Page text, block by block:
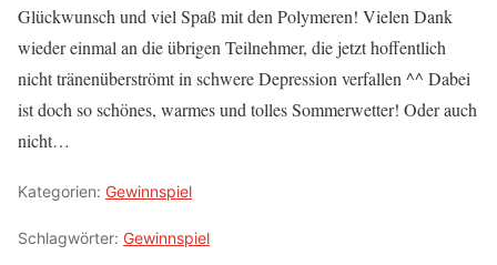
Glückwunsch und viel Spaß mit den Polymeren! Vielen Dank
wieder einmal an die übrigen Teilnehmer, die jetzt hoffentlich
nicht tränenüberströmt in schwere Depression verfallen ^^ Dabei
ist doch so schönes, warmes und tolles Sommerwetter! Oder auch
nicht…
Kategorien: Gewinnspiel
Schlagwörter: Gewinnspiel